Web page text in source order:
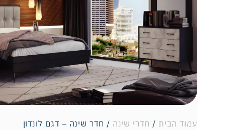
עמוד הבית / חדרי שינה / חדר שינה – דגם לונדון